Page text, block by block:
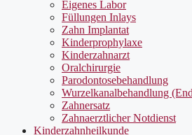
Eigenes Labor
Füllungen Inlays
Zahn Implantat
Kinderprophylaxe
Kinderzahnarzt
Oralchirurgie
Parodontosebehandlung
Wurzelkanalbehandlung
Zahnersatz
Zahnaerztlicher Notdienst
Kinderzahnheilkunde